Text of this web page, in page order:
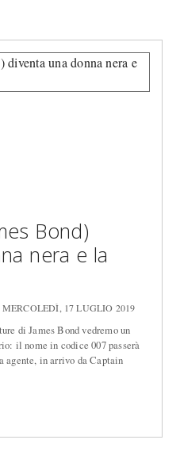
Bond)
nera e la
MERCOLEDÌ, 17 LUGLIO 2019
di James Bond vedremo un
il nome in codice 007 passerà
agente, in arrivo da Captain